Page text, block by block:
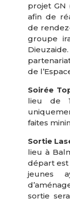
projet GN
afin de
de
groupe
de
Soirée
lieu de
faites
Sortie
lieu à
départ est
jeunes
sortie